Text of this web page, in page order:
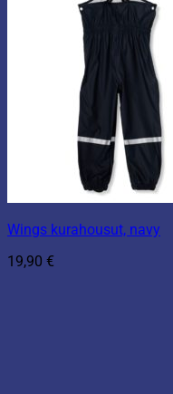
Wings kurahousut, navy
19,90 €